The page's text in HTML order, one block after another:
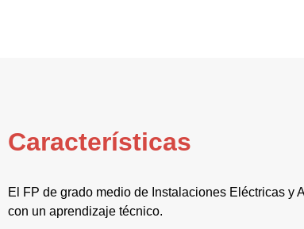
Características
El FP de grado medio de Instalaciones Eléctricas y
con un aprendizaje técnico.